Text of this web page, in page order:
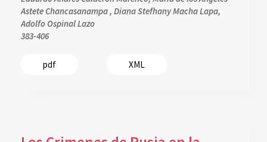
Astete Chancasanampa , Diana Stefhany Macha Lapa,
Adolfo Ospinal Lazo
383-406
pdf XML